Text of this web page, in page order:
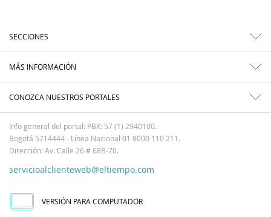
SECCIONES
MÁS INFORMACIÓN
CONOZCA NUESTROS PORTALES
Info general del portal: PBX: 57 (1) 2940100.
Bogotá 5714444 - Línea Nacional 01 8000 110 211.
Dirección: Av. Calle 26 # 68B-70.
servicioalclienteweb@eltiempo.com
VERSIÓN PARA COMPUTADOR